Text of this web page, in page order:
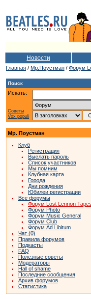
Новости
Главная / Мр.Поустман / Форум
Поиск
Искать:
Советы
Vox populi
Мр. Поустман
Клуб
Регистрация
Выслать пароль
Список участников
Мы помним
Клубная карта
Города
Дни рождения
Юбилеи регистрации
Все форумы
Форум Lost Lennon Tapes
Форум Photo
Форум Music General
Форум Club
Форум Ad Libitum
Чат (0)
Правила форумов
Подкасты
FAQ
Полезные советы
Модераторы
Hall of shame
Последние сообщения
Архив форумов
Статистика